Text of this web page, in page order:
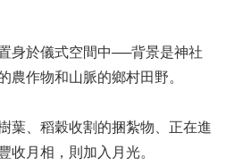
身於儀式空間中──背景是神社
農作物和山脈的鄉村田野。
葉、稻穀收割的捆紮物、正在進
收月相，則加入月光。